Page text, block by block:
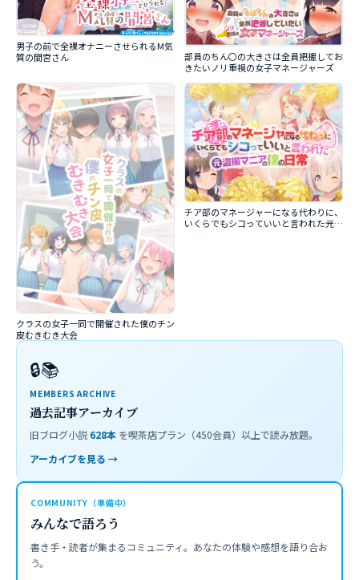
男子の前で全裸オナニーさせられるM気
質の間宮さん
部員のちん〇の大きさは全員把握してお
きたいノリ重視の女子マネージャーズ
クラスの女子一同で開催された僕のチン
皮むきむき大会
チア部のマネージャーになる代わりに、
いくらでもシコっていいと言われた元盗
🔒📚
MEMBERS ARCHIVE
過去記事アーカイブ
旧ブログ小説 628本 を喫茶店プラン（450会員）以上で読み放題。
アーカイブを見る →
COMMUNITY（準備中）
みんなで語ろう
書き手・読者が集まるコミュニティ。あなたの体験や感想を語り合お
う。